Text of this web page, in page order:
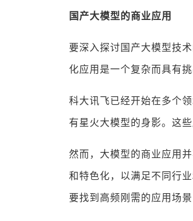
国产大模型的商业应用
要深入探讨国产大模型技
化应用是一个复杂而具有挑
科大讯飞已经开始在多个
有星火大模型的身影。这
然而，大模型的商业应用
和特色化，以满足不同行
要找到高频刚需的应用场